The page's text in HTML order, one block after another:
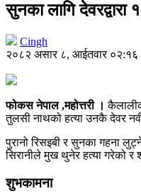
सुनका लागि
Cingh
२०८२ असार ८, आईतवार ०२:१६
फोकस नेपाल ,महोत्तरी ।
तुलसी नाथको हत्या उनकै देवर
पुरानो रिसइबी र सुनका गहना
सिरानीले मुख थुनेर हत्या गरेको र
शुभकामना